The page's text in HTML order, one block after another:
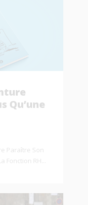
Qu’une
Paraître Son
RH...